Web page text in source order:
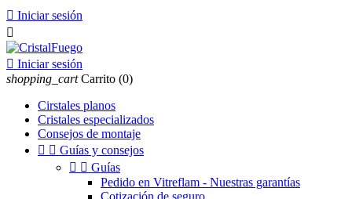
 Iniciar sesión

 Iniciar sesión
shopping_cart Carrito (0)
Cirstales planos
Cristales especializados
Consejos de montaje
  Guías y consejos
  Guías
Pedido en Vitreflam - Nuestras garantías
Cotización de seguro